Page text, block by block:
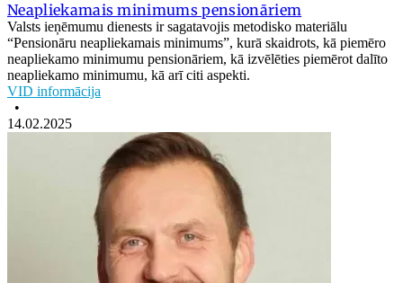
Neapliekamais minimums pensionāriem
Valsts ieņēmumu dienests ir sagatavojis metodisko materiālu
“Pensionāru neapliekamais minimums”, kurā skaidrots, kā piemēro
neapliekamo minimumu pensionāriem, kā izvēlēties piemērot dalīto
neapliekamo minimumu, kā arī citi aspekti.
VID informācija
•
14.02.2025